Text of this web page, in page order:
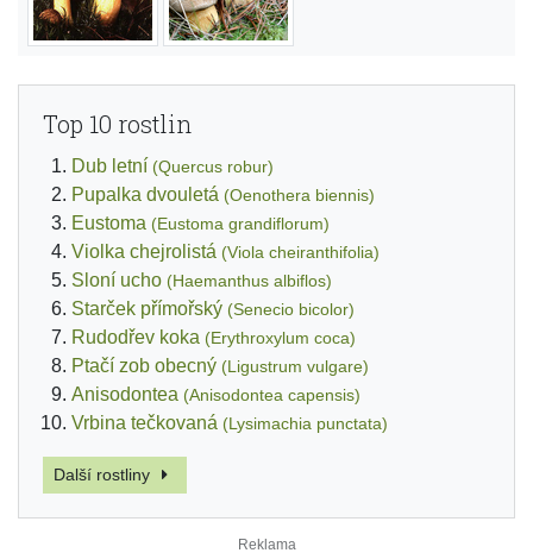
Top 10 rostlin
Dub letní (Quercus robur)
Pupalka dvouletá (Oenothera biennis)
Eustoma (Eustoma grandiflorum)
Violka chejrolistá (Viola cheiranthifolia)
Sloní ucho (Haemanthus albiflos)
Starček přímořský (Senecio bicolor)
Rudodřev koka (Erythroxylum coca)
Ptačí zob obecný (Ligustrum vulgare)
Anisodontea (Anisodontea capensis)
Vrbina tečkovaná (Lysimachia punctata)
Další rostliny